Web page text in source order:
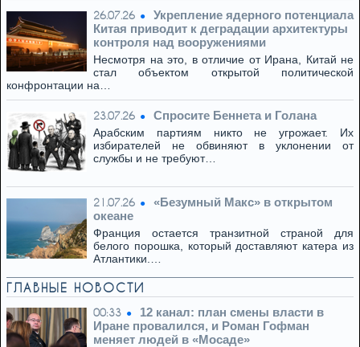
26.07.26
Укрепление ядерного потенциала
Китая приводит к деградации архитектуры
контроля над вооружениями
Несмотря на это, в отличие от Ирана, Китай не
стал объектом открытой политической
конфронтации на…
23.07.26 Спросите Беннета и Голана
Арабским партиям никто не угрожает. Их
избирателей не обвиняют в уклонении от
службы и не требуют…
21.07.26
«Безумный Макс» в открытом
океане
Франция остается транзитной страной для
белого порошка, который доставляют катера из
Атлантики.…
ГЛАВНЫЕ НОВОСТИ
00:33
12 канал: план смены власти в
Иране провалился, и Роман Гофман
меняет людей в «Мосаде»